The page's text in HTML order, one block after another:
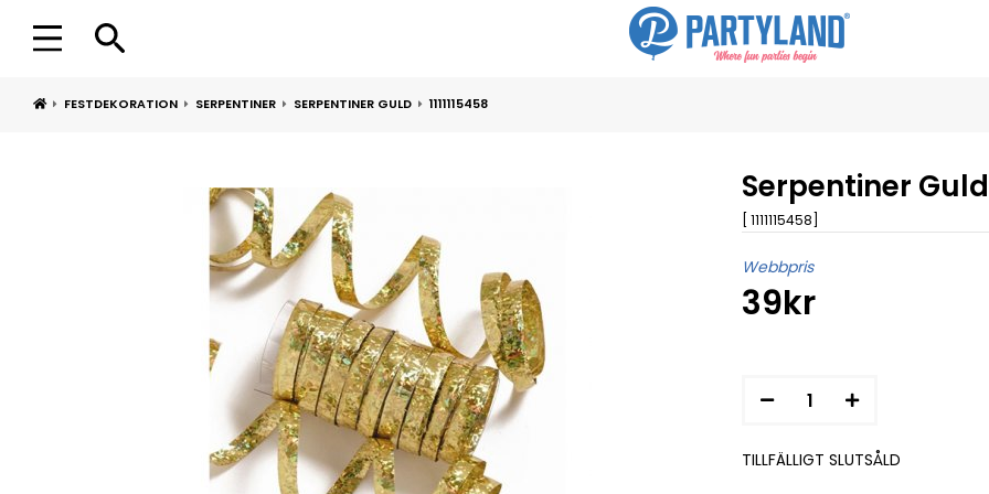
FESTDEKORATION SERPENTINER SERPENTINER GULD 1111115458
Serpentiner Guld
[ 1111115458]
Webbpris
39kr
TILLFÄLLIGT SLUTSÅLD